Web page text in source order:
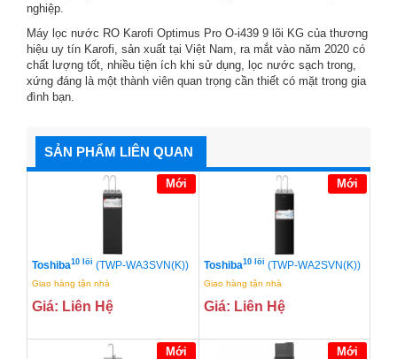
nghiệp.
Máy lọc nước RO Karofi Optimus Pro O-i439 9 lõi KG của thương
hiệu uy tín Karofi, sản xuất tại Việt Nam, ra mắt vào năm 2020 có
chất lượng tốt, nhiều tiện ích khi sử dụng, lọc nước sạch trong,
xứng đáng là một thành viên quan trọng cần thiết có mặt trong gia
đình bạn.
SẢN PHẨM LIÊN QUAN
Mới
Toshiba10 lõi (TWP-WA3SVN(K))
Giao hàng tận nhà
Giá: Liên Hệ
Mới
Toshiba10 lõi (TWP-WA2SVN(K))
Giao hàng tận nhà
Giá: Liên Hệ
Mới Mới